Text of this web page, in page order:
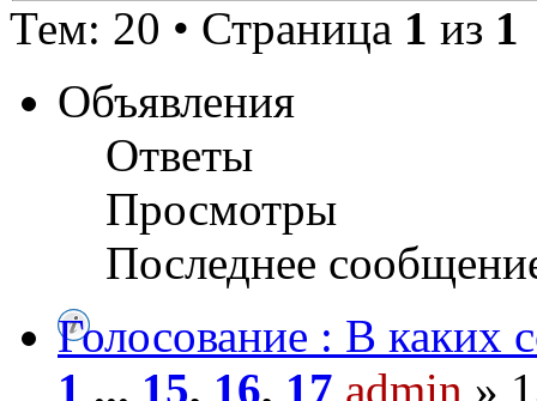
Тем: 20 • Страница 1 из 1
Объявления
Ответы
Просмотры
Последнее
Голосование : В каких
1 ... 15, 16, 17 admin »